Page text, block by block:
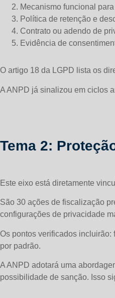
Mecanismo funcional
Política de retenção e
Contrato ou adendo de
Evidência de
O artigo 18 da LGPD lista os
A ANPD já sinalizou em ciclos
Tema 2:
Este eixo está diretamente
São 30 ações de fiscalização
configurações de privacidade
Os pontos verificados
por padrão.
A ANPD adotará uma
possibilidade de sanção. Isso